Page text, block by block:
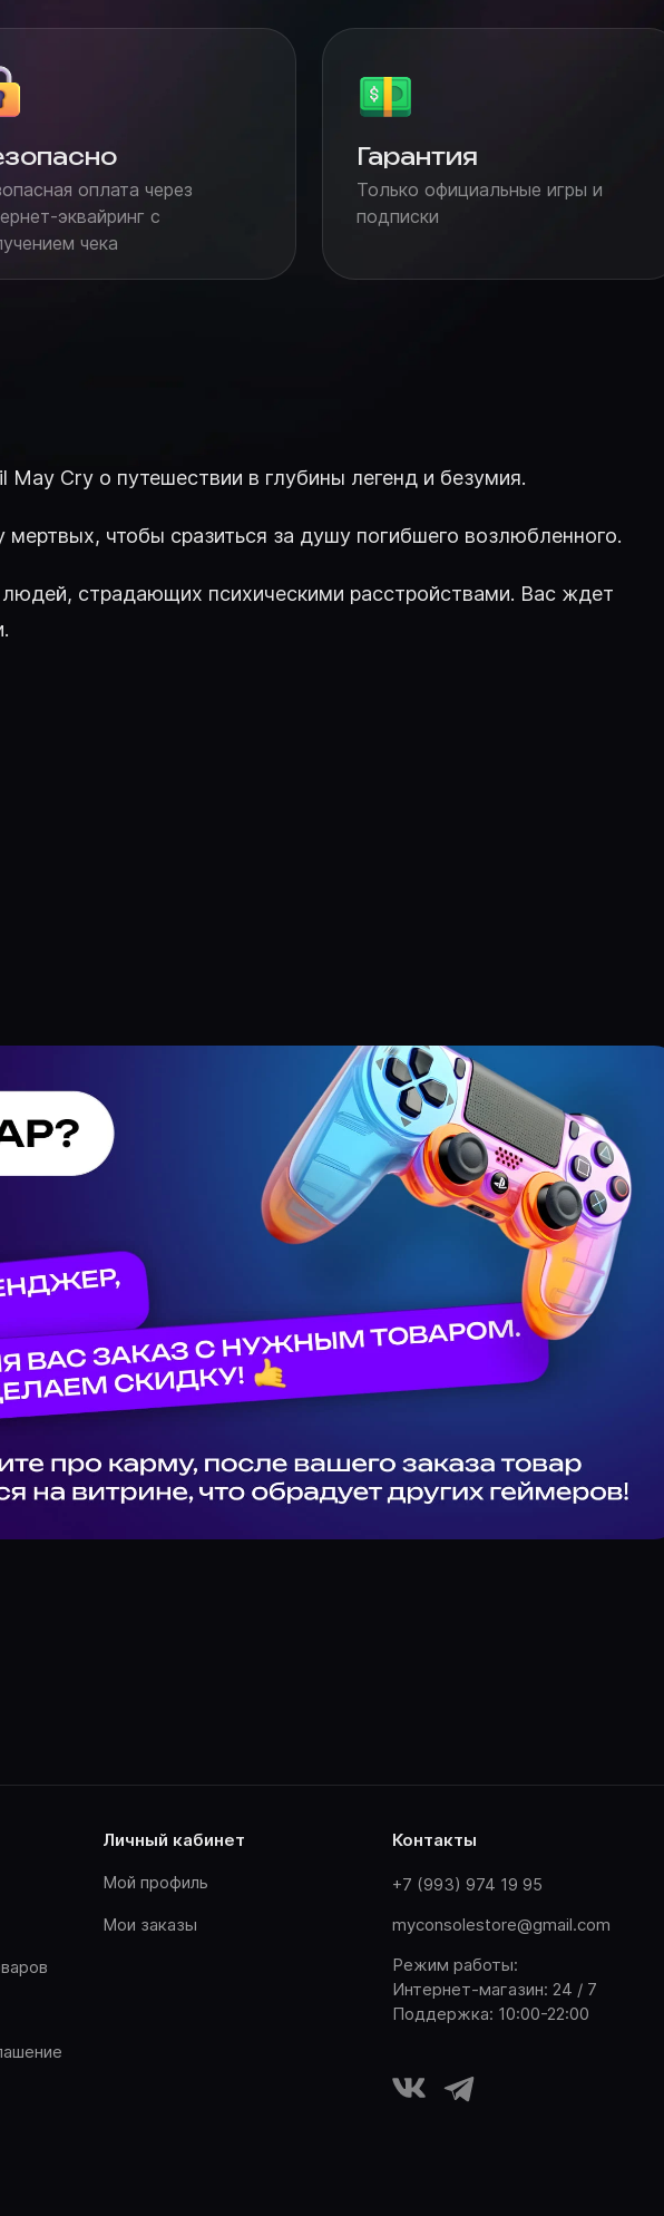
оплата через
эквайринг с
чека
Гарантия
Только официальные игры и
подписки
Cry о путешествии в глубины легенд и безумия.
мертвых, чтобы сразиться за душу погибшего возлюбленного.
страдающих психическими расстройствами. Вас ждет
личный кабинет
Мой профиль
Мои заказы
контакты
+7 (993) 974 19 95
myconsolestore@gmail.com
Режим работы:
Интернет-магазин: 24 / 7
Поддержка: 10:00-22:00